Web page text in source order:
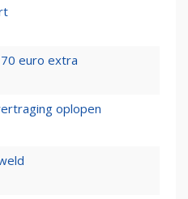
euro extra
oplopen